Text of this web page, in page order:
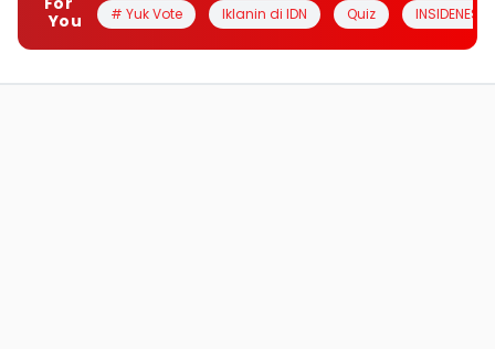
You
# Yuk Vote Iklanin di IDN Quiz INSIDENESIA